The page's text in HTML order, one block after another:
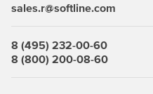
sales.r@softline.com
8 (495) 232-00-60
8 (800) 200-08-60